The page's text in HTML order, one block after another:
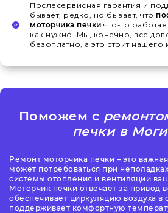
Послесервисная гарантия и
бывает, редко, но бывает, что
моторчика печки что-то
как нужно. Мы, конечно, все
безоплатно, а это стоит нашего
Поможем с
печки в
Ремонт моторчика печки – это
может потребоваться при
системы отопления и вентиляции
Моторчик печки отвечает за привод
обеспечивает циркуляцию воздуха в
поддерживает комфортную